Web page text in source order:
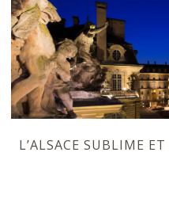
L’ALSACE SUBLIME